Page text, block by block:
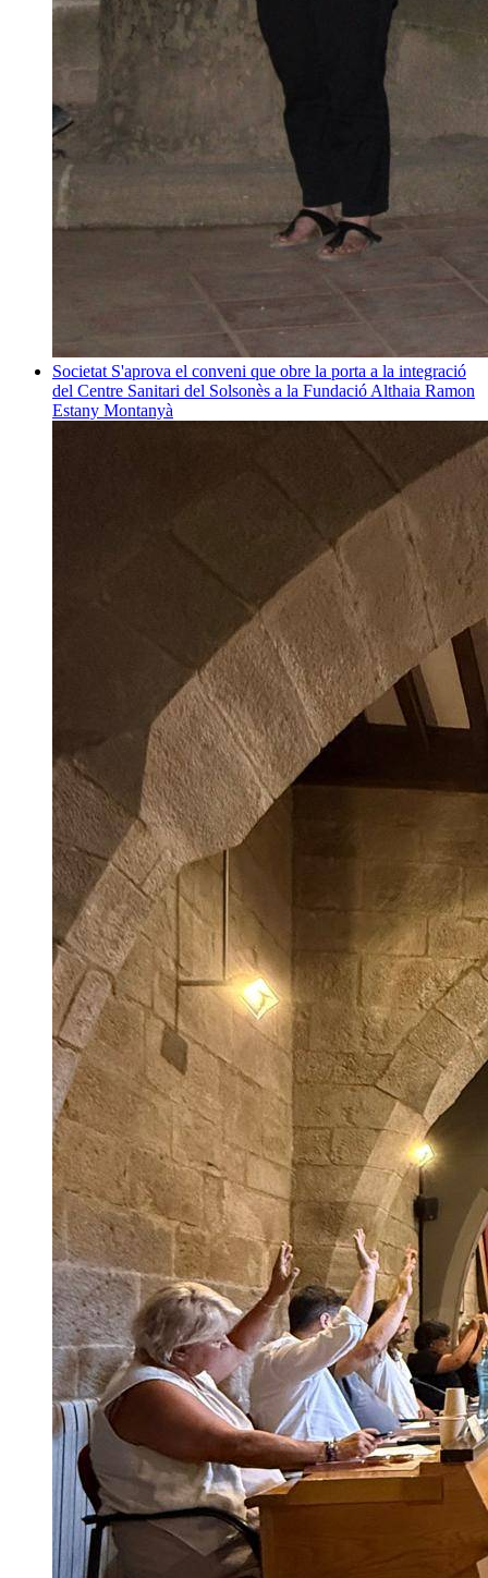
Societat S'aprova el conveni que obre la porta a la integració
del Centre Sanitari del Solsonès a la Fundació Althaia Ramon
Estany Montanyà